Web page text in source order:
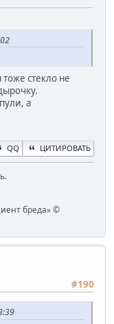
стекло не
а
QQ ЦИТИРОВАТЬ
бреда» ©
#190